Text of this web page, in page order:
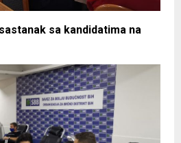
sa kandidatima na